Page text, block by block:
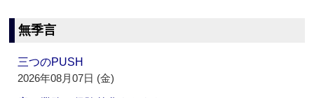
無季言
三つのPUSH
2026年08月07日 (金)